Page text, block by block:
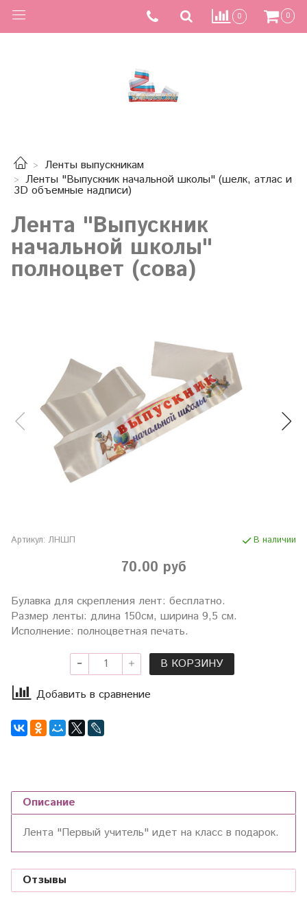
0 0
Ленты выпускникам
Ленты "Выпускник начальной школы" (шелк, атлас и
3D объемные надписи)
Лента "Выпускник
начальной школы"
полноцвет (сова)
Артикул: ЛНШП В наличии
70.00 руб
Булавка для скрепления лент: бесплатно.
Размер ленты: длина 150см, ширина 9,5 см.
Исполнение: полноцветная печать.
В КОРЗИНУ
Добавить в сравнение
Описание
Лента "Первый учитель" идет на класс в подарок.
Отзывы